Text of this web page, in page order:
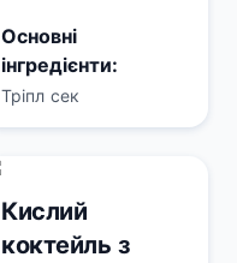
Основні
інгредієнти:
Тріпл сек
Кислий
коктейль з